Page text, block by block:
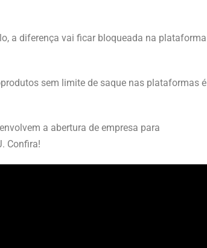
a diferença vai ficar bloqueada na plataforma
sem limite de saque nas plataformas é
a abertura de empresa para
Confira!